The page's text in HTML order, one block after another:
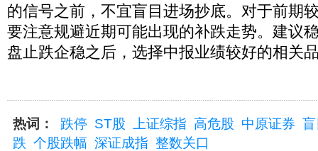
的信号之前，不宜盲目进场抄底。对于前期
要注意规避近期可能出现的补跌走势。建议
盘止跌企稳之后，选择中报业绩较好的相关
热词： 跌停 ST股 上证综指 高危股 中原证券
跌 个股跌幅 深证成指 整数关口